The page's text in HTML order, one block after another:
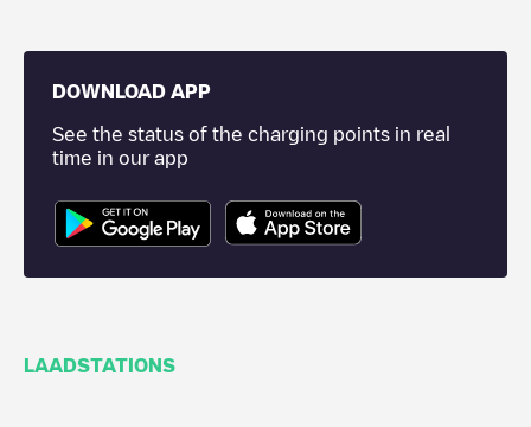
DOWNLOAD APP
See the status of the charging points in real
time in our app
LAADSTATIONS